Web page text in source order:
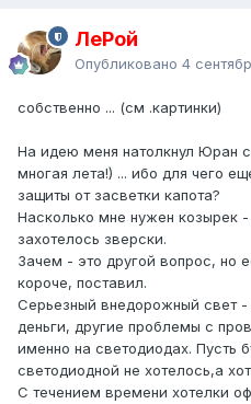
ЛеРой
Опубликовано 4
собственно ... (см .картинки)
На идею меня натолкнул Юран
многая лета!) ... ибо для чего
защиты от засветки капота?
Насколько мне нужен козырек
захотелось зверски.
Зачем - это другой вопрос, но
короче, поставил.
Серьезный внедорожный свет -
деньги, другие проблемы с
именно на светодиодах. Пусть
светодиодной не хотелось,а
С течением времени хотелки